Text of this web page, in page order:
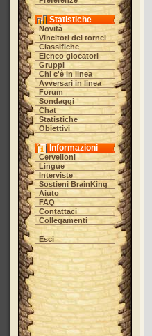
Statistiche
Novità
Vincitori dei tornei
Classifiche
Elenco giocatori
Gruppi
Chi c'è in linea
Avversari in linea
Forum
Sondaggi
Chat
Statistiche
Obiettivi
Informazioni
Cervelloni
Lingue
Interviste
Sostieni BrainKing
Aiuto
FAQ
Contattaci
Collegamenti
Esci